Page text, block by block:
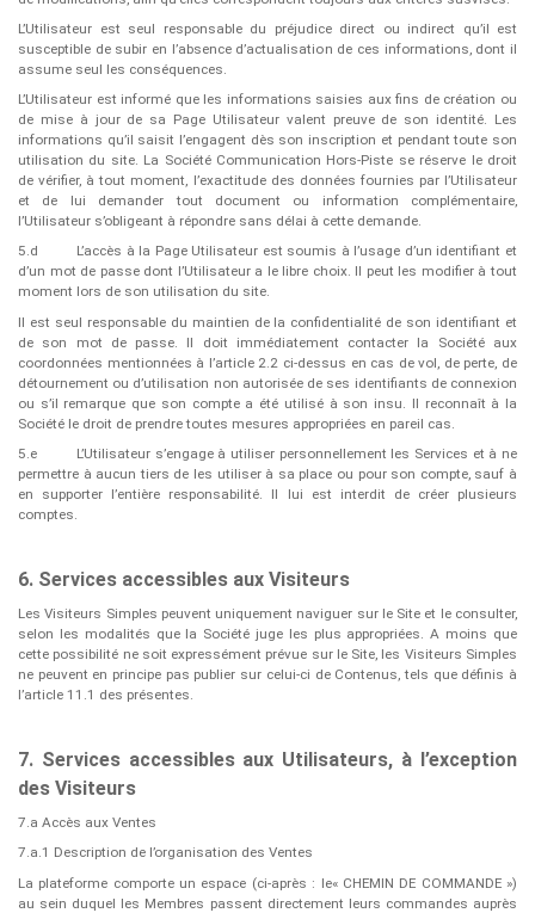
L’Utilisateur est seul responsable du préjudice direct ou indirect qu’il est
susceptible de subir en l’absence d’actualisation de ces informations, dont il
assume seul les conséquences.
L’Utilisateur est informé que les informations saisies aux fins de création ou
de mise à jour de sa Page Utilisateur valent preuve de son identité. Les
informations qu’il saisit l’engagent dès son inscription et pendant toute son
utilisation du site. La Société Communication Hors-Piste se réserve le droit
de vérifier, à tout moment, l’exactitude des données fournies par l’Utilisateur
et de lui demander tout document ou information complémentaire,
l’Utilisateur s’obligeant à répondre sans délai à cette demande.
5.d
L’accès à la Page Utilisateur est soumis à l’usage d’un identifiant et
d’un mot de passe dont l’Utilisateur a le libre choix. Il peut les modifier à tout
moment lors de son utilisation du site.
Il est seul responsable du maintien de la confidentialité de son identifiant et
de son mot de passe. Il doit immédiatement contacter la Société aux
coordonnées mentionnées à l’article 2.2 ci-dessus en cas de vol, de perte, de
détournement ou d’utilisation non autorisée de ses identifiants de connexion
ou s’il remarque que son compte a été utilisé à son insu. Il reconnaît à la
Société le droit de prendre toutes mesures appropriées en pareil cas.
5.e
L’Utilisateur s’engage à utiliser personnellement les Services et à ne
permettre à aucun tiers de les utiliser à sa place ou pour son compte, sauf à
en supporter l’entière responsabilité. Il lui est interdit de créer plusieurs
comptes.
6. Services accessibles aux Visiteurs
Les Visiteurs Simples peuvent uniquement naviguer sur le Site et le consulter,
selon les modalités que la Société juge les plus appropriées. A moins que
cette possibilité ne soit expressément prévue sur le Site, les Visiteurs Simples
ne peuvent en principe pas publier sur celui-ci de Contenus, tels que définis à
l’article 11.1 des présentes.
7. Services accessibles aux Utilisateurs, à l’exception
des Visiteurs
7.a Accès aux Ventes
7.a.1 Description de l’organisation des Ventes
La plateforme comporte un espace (ci-après : le« ​CHEMIN DE COMMANDE »)
au sein duquel les Membres passent directement leurs commandes auprès